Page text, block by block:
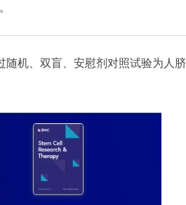
随机、双盲、安慰剂对照试验为人脐